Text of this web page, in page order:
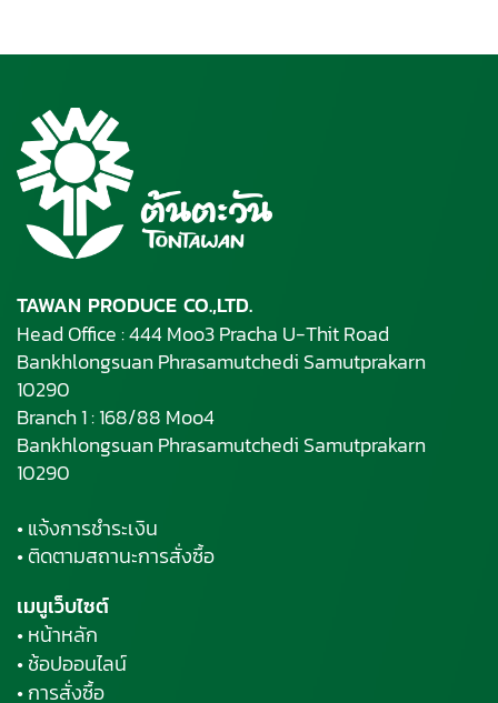
TAWAN PRODUCE CO.,LTD.
Head Office : 444 Moo3 Pracha U-Thit Road
Bankhlongsuan Phrasamutchedi Samutprakarn
10290
Branch 1 : 168/88 Moo4
Bankhlongsuan Phrasamutchedi Samutprakarn
10290
• แจ้งการชำระเงิน
• ติดตามสถานะการสั่งซื้อ
เมนูเว็บไซต์
• หน้าหลัก
• ช้อปออนไลน์
• การสั่งซื้อ